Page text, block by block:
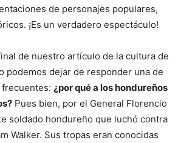
de personajes populares,
¡Es un verdadero espectáculo!
de nuestro artículo de la cultura de
podemos dejar de responder una de
¿por qué a los hondureños
Pues bien, por el General Florencio
soldado hondureño que luchó contra
Walker. Sus tropas eran conocidas